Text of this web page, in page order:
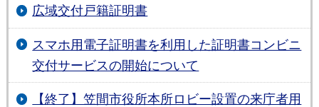
広域交付戸籍証明書
スマホ用電子証明書を利用した証明書コンビニ
交付サービスの開始について
【終了】笠間市役所本所ロビー設置の来庁者用